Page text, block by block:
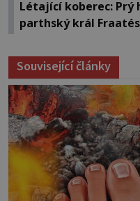
Létající koberec: Prý
parthský král
Související články